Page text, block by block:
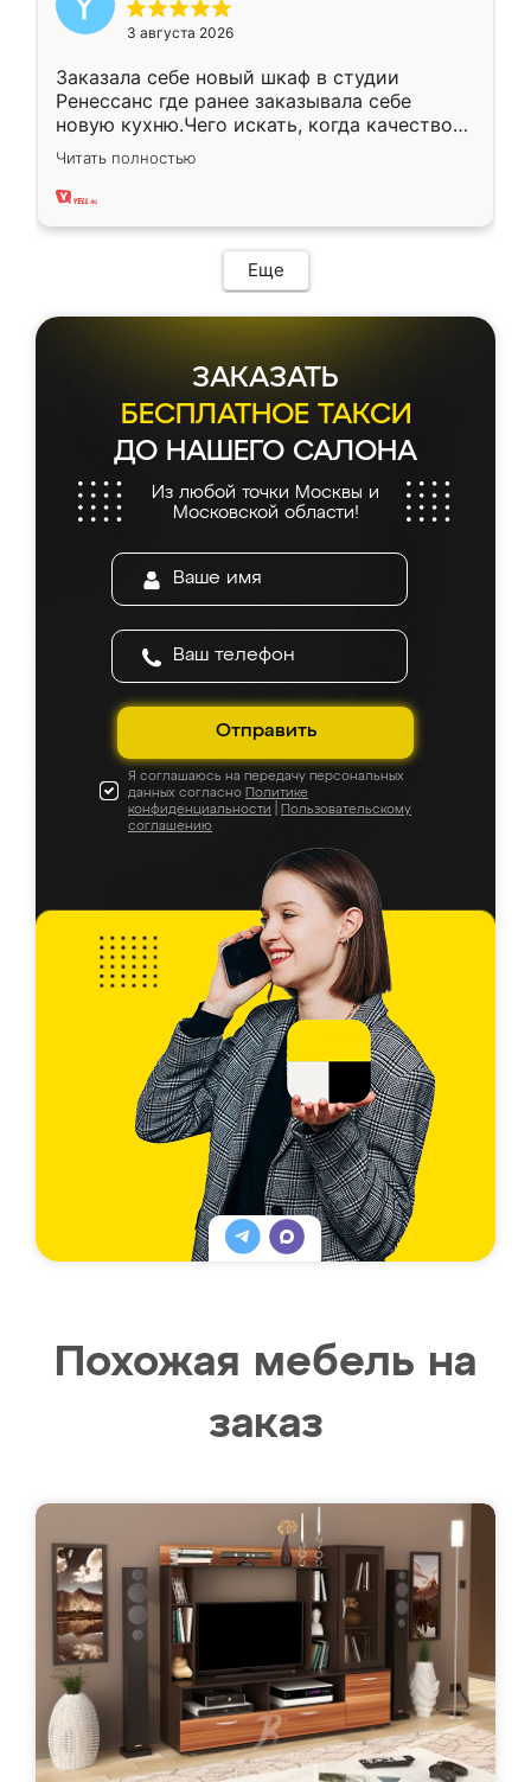
3 августа 2026
Заказала себе новый шкаф в студии
Ренессанс где ранее заказывала себе
новую кухню.Чего искать, когда качеством
вполне довольна. Служит кухня уже почти
два года, нареканий нет.
Читать полностью
Еще
ЗАКАЗАТЬ
БЕСПЛАТНОЕ ТАКСИ
ДО НАШЕГО САЛОНА
Из любой точки Москвы и
Московской области!
Отправить
Я соглашаюсь на передачу персональных
данных согласно Политике
конфиденциальности
Пользовательскому
соглашению
Похожая мебель на
заказ